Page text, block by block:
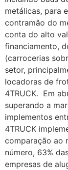
metálicas, para
contramão do
conta do alto
financiamento,
(carrocerias
setor,
locadoras de
4TRUCK. Em
superando a
implementos
4TRUCK
comparação ao
número, 63%
empresas de